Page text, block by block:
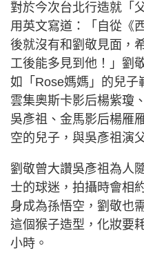
對於今次台北行造就「
用英文寫道：「自從《
後就沒有和劉敬見面，
工後能多見到他！」劉
如「Rose媽媽」的兒子
雲集奧斯卡影后楊紫瓊
吳彥祖、金馬影后楊雁
空的兒子，與吳彥祖演
劉敬曾大讚吳彥祖為人
士的球迷，拍攝時會相
身成為孫悟空，劉敬也
這個猴子造型，化妝要
小時。